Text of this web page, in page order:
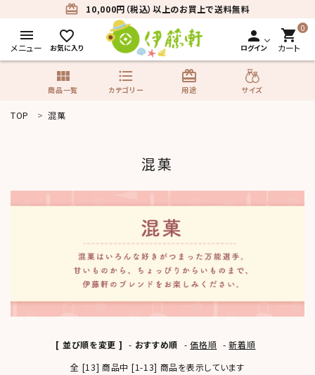
card_giftcard 10,000円（税込）以上のお買上で送料無料
menu
メニュー
favorite_border
お気に入り
person
ログイン
0
shopping_cart
カート
view_module
商品一覧
format_list_bulleted
カテゴリー
card_giftcard
用途 サイズ
コンテンツ
TOP 混菓
混菓
[ 並び順を変更 ] - おすすめ順 -価格順 -新着順
全 [13] 商品中 [1-13] 商品を表示しています